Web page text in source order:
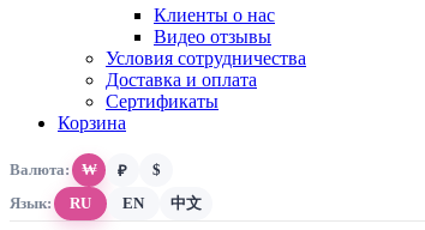
Клиенты о нас
Видео отзывы
Условия сотрудничества
Доставка и оплата
Сертификаты
Корзина
Валюта: ₩ ₽
$
Язык:
RU EN 中文